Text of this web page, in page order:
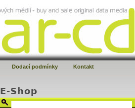
Dodací podmínky Kontakt
E-Shop